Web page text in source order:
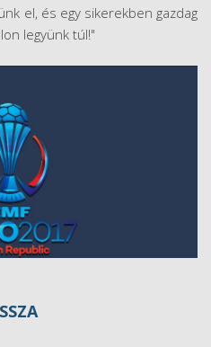
el, és egy sikerekben gazdag
legyünk túl!"